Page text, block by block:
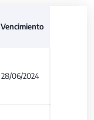
Vencimiento
28/06/2024